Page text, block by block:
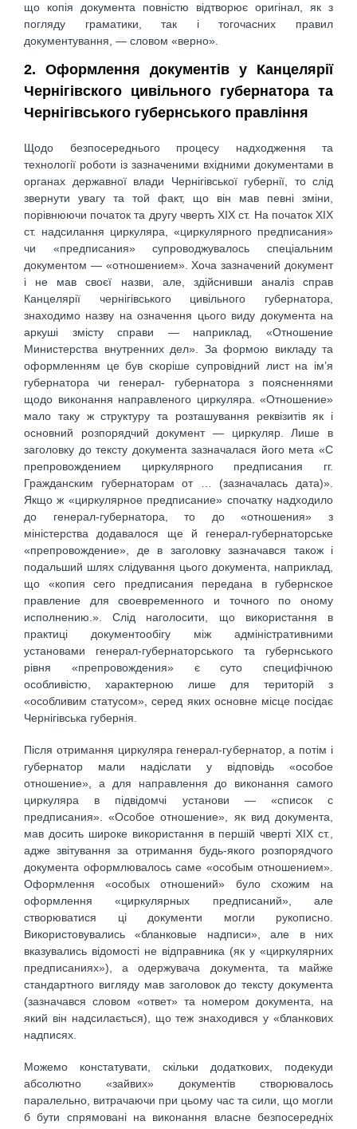
що копія документа повністю відтворює оригінал, як з
погляду граматики, так і тогочасних правил
документування, — словом «верно».
2. Оформлення документів у Канцелярії
Чернігівского цивільного губернатора та
Чернігівського губернського правління
Щодо безпосереднього процесу надходження та
технології роботи із зазначеними вхідними документами в
органах державної влади Чернігівської губернії, то слід
звернути увагу та той факт, що він мав певні зміни,
порівнюючи початок та другу чверть ХІХ ст. На початок ХІХ
ст. надсилання циркуляра, «циркулярного предписания»
чи «предписания» супроводжувалось спеціальним
документом — «отношением». Хоча зазначений документ
і не мав своєї назви, але, здійснивши аналіз справ
Канцелярії чернігівського цивільного губернатора,
знаходимо назву на означення цього виду документа на
аркуші змісту справи — наприклад, «Отношение
Министерства внутренних дел». За формою викладу та
оформленням це був скоріше супровідний лист на ім’я
губернатора чи генерал- губернатора з поясненнями
щодо виконання направленого циркуляра. «Отношение»
мало таку ж структуру та розташування реквізитів як і
основний розпорядчий документ — циркуляр. Лише в
заголовку до тексту документа зазначалася його мета «С
препровождением циркулярного предписания гг.
Гражданским губернаторам от … (зазначалась дата)».
Якщо ж «циркулярное предписание» спочатку надходило
до генерал-губернатора, то до «отношения» з
міністерства додавалося ще й генерал-губернаторське
«препровождение», де в заголовку зазначався також і
подальший шлях слідування цього документа, наприклад,
що «копия сего предписания передана в губернское
правление для своевременного и точного по оному
исполнению.». Слід наголосити, що використання в
практиці документообігу між адміністративними
установами генерал-губернаторського та губернського
рівня «препровождения» є суто специфічною
особливістю, характерною лише для територій з
«особливим статусом», серед яких основне місце посідає
Чернігівська губернія.
Після отримання циркуляра генерал-губернатор, а потім і
губернатор мали надіслати у відповідь «особое
отношение», а для направлення до виконання самого
циркуляра в підвідомчі установи — «список с
предписания». «Особое отношение», як вид документа,
мав досить широке використання в першій чверті ХІХ ст.,
адже звітування за отримання будь-якого розпорядчого
документа оформлювалось саме «особым отношением».
Оформлення «особых отношений» було схожим на
оформлення «циркулярных предписаний», але
створюватися ці документи могли рукописно.
Використовувались «бланковые надписи», але в них
вказувались відомості не відправника (як у «циркулярних
предписаниях»), а одержувача документа, та майже
стандартного вигляду мав заголовок до тексту документа
(зазначався словом «ответ» та номером документа, на
який він надсилається), що теж знаходився у «бланкових
надписях.
Можемо констатувати, скільки додаткових, подекуди
абсолютно «зайвих» документів створювалось
паралельно, витрачаючи при цьому час та сили, що могли
б бути спрямовані на виконання власне безпосередніх